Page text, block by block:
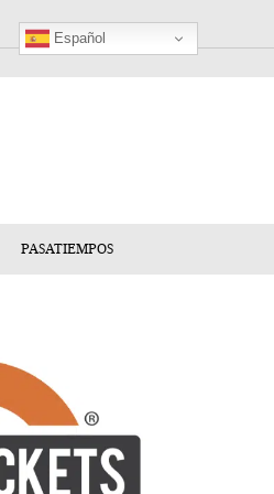
Español
PASATIEMPOS